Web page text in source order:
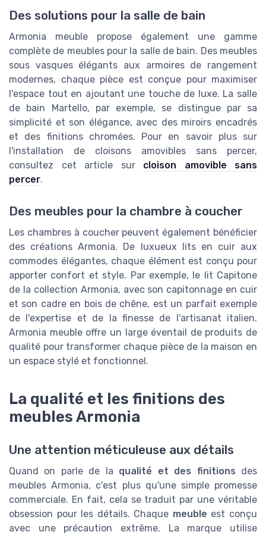
Des solutions pour la salle de bain
Armonia meuble propose également une gamme
complète de meubles pour la salle de bain. Des meubles
sous vasques élégants aux armoires de rangement
modernes, chaque pièce est conçue pour maximiser
l'espace tout en ajoutant une touche de luxe. La salle
de bain Martello, par exemple, se distingue par sa
simplicité et son élégance, avec des miroirs encadrés
et des finitions chromées. Pour en savoir plus sur
l'installation de cloisons amovibles sans percer,
consultez cet article sur cloison amovible sans
percer.
Des meubles pour la chambre à coucher
Les chambres à coucher peuvent également bénéficier
des créations Armonia. De luxueux lits en cuir aux
commodes élégantes, chaque élément est conçu pour
apporter confort et style. Par exemple, le lit Capitone
de la collection Armonia, avec son capitonnage en cuir
et son cadre en bois de chêne, est un parfait exemple
de l'expertise et de la finesse de l'artisanat italien.
Armonia meuble offre un large éventail de produits de
qualité pour transformer chaque pièce de la maison en
un espace stylé et fonctionnel.
La qualité et les finitions des
meubles Armonia
Une attention méticuleuse aux détails
Quand on parle de la qualité et des finitions des
meubles Armonia, c'est plus qu'une simple promesse
commerciale. En fait, cela se traduit par une véritable
obsession pour les détails. Chaque meuble est conçu
avec une précaution extrême. La marque utilise